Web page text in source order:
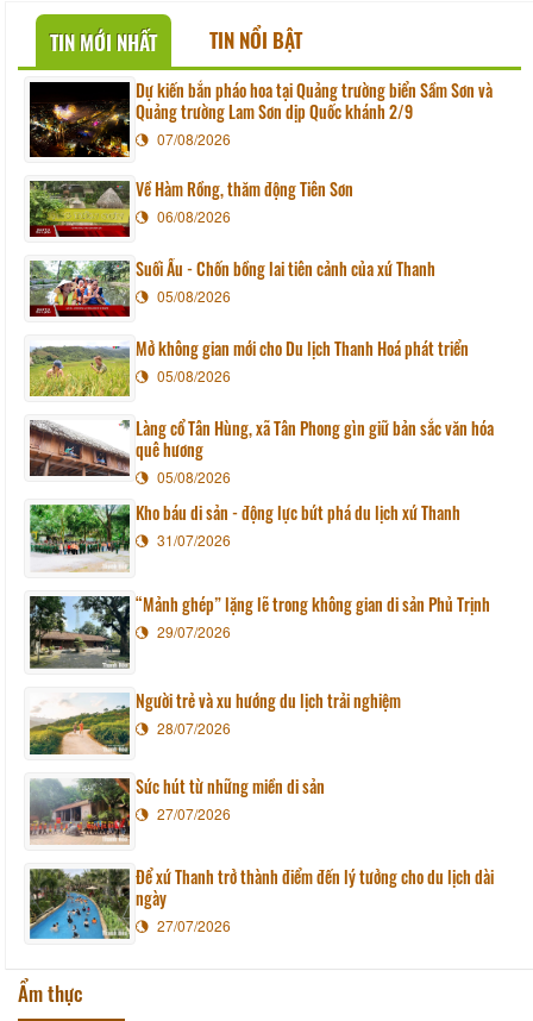
TIN MỚI NHẤT TIN NỔI BẬT
Dự kiến bắn pháo hoa tại Quảng trường biển Sầm Sơn và
Quảng trường Lam Sơn dịp Quốc khánh 2/9
07/08/2026
Về Hàm Rồng, thăm động Tiên Sơn
06/08/2026
Suối Ấu - Chốn bồng lai tiên cảnh của xứ Thanh
05/08/2026
Mở không gian mới cho Du lịch Thanh Hoá phát triển
05/08/2026
Làng cổ Tân Hùng, xã Tân Phong gìn giữ bản sắc văn hóa
quê hương
05/08/2026
Kho báu di sản - động lực bứt phá du lịch xứ Thanh
31/07/2026
“Mảnh ghép” lặng lẽ trong không gian di sản Phủ Trịnh
29/07/2026
Người trẻ và xu hướng du lịch trải nghiệm
28/07/2026
Sức hút từ những miền di sản
27/07/2026
Để xứ Thanh trở thành điểm đến lý tưởng cho du lịch dài
ngày
27/07/2026
Ẩm thực